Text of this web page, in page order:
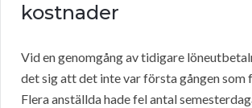
kostnader
Vid en genomgång av tidigare
det sig att det inte var första gången som
Flera anställda hade fel antal